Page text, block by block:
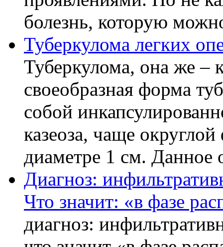
болезнь, которую
Туберкулома легких
Туберкулома, она же –
своеобразная форма
собой
казеоза, чаще
диаметре 1 см. Данное
Диагноз:
Что значит: «в фазе
диагноз: